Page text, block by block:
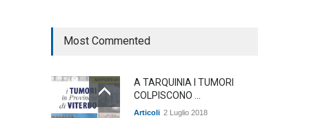
Most Commented
A TARQUINIA I TUMORI
COLPISCONO ...
Articoli 2 Luglio 2018